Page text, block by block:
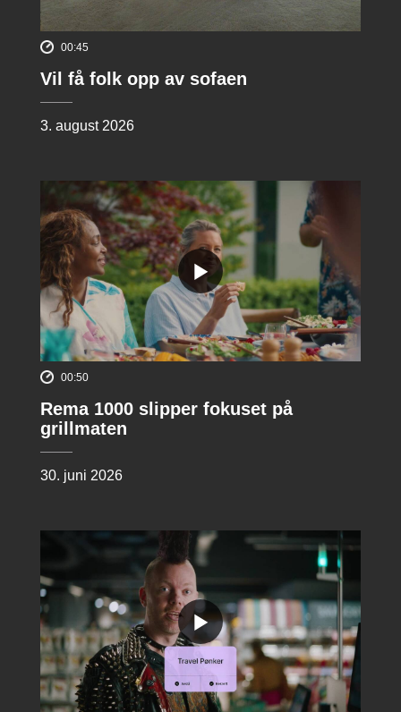
00:45
Vil få folk opp av sofaen
3. august 2026
00:50
Rema 1000 slipper fokuset på
grillmaten
30. juni 2026